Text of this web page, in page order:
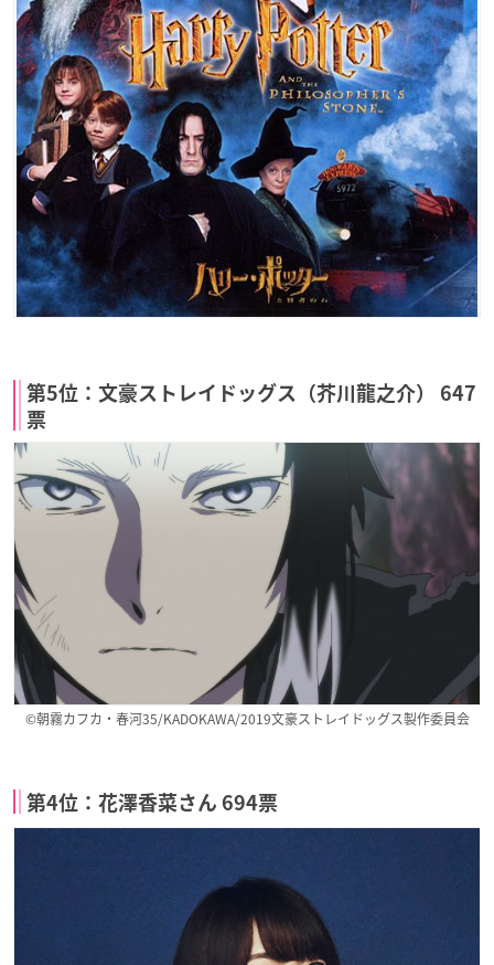
第5位：文豪ストレイドッグス（芥川龍之介） 647
票
©朝霧カフカ・春河35/KADOKAWA/2019文豪ストレイドッグス製作委員会
第4位：花澤香菜さん 694票